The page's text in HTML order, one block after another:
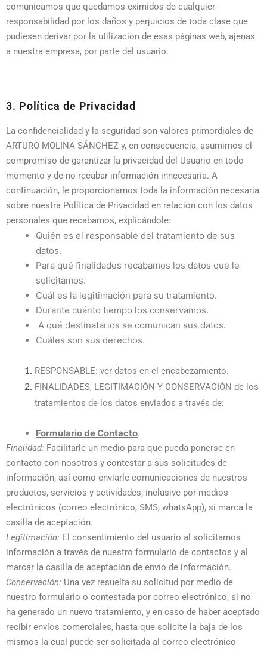
comunicamos que quedamos eximidos de cualquier
responsabilidad por los daños y perjuicios de toda clase que
pudiesen derivar por la utilización de esas páginas web, ajenas
a nuestra empresa, por parte del usuario.
3. Política de Privacidad
La confidencialidad y la seguridad son valores primordiales de
ARTURO MOLINA SÁNCHEZ y, en consecuencia, asumimos el
compromiso de garantizar la privacidad del Usuario en todo
momento y de no recabar información innecesaria. A
continuación, le proporcionamos toda la información necesaria
sobre nuestra Política de Privacidad en relación con los datos
personales que recabamos, explicándole:
Quién es el responsable del tratamiento de sus
datos.
Para qué finalidades recabamos los datos que le
solicitamos.
Cuál es la legitimación para su tratamiento.
Durante cuánto tiempo los conservamos.
A qué destinatarios se comunican sus datos.
Cuáles son sus derechos.
RESPONSABLE: ver datos en el encabezamiento.
FINALIDADES, LEGITIMACIÓN Y CONSERVACIÓN de los
tratamientos de los datos enviados a través de:
Formulario de Contacto.
Finalidad: Facilitarle un medio para que pueda ponerse en
contacto con nosotros y contestar a sus solicitudes de
información, así como enviarle comunicaciones de nuestros
productos, servicios y actividades, inclusive por medios
electrónicos (correo electrónico, SMS, whatsApp), si marca la
casilla de aceptación.
Legitimación: El consentimiento del usuario al solicitarnos
información a través de nuestro formulario de contactos y al
marcar la casilla de aceptación de envío de información.
Conservación: Una vez resuelta su solicitud por medio de
nuestro formulario o contestada por correo electrónico, si no
ha generado un nuevo tratamiento, y en caso de haber aceptado
recibir envíos comerciales, hasta que solicite la baja de los
mismos la cual puede ser solicitada al correo electrónico